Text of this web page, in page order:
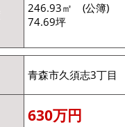
246.93㎡ (公簿)
74.69坪
青森市久須志3丁目
630万円